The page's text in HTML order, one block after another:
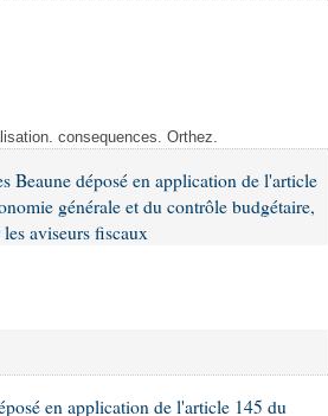
consequences. Orthez.
Beaune déposé en application de l'article
générale et du contrôle budgétaire,
aviseurs fiscaux
en application de l'article 145 du